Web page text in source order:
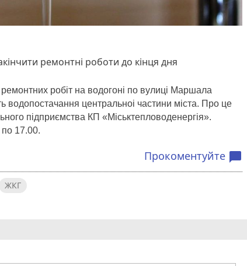
ремонтні роботи до кінця дня
робіт на водогоні по вулиці Маршала
водопостачання центральноі частини міста. Про це
підприємства КП «Міськтепловоденергія».
по 17.00.
Прокоментуйте chat_bubble
ЖКГ